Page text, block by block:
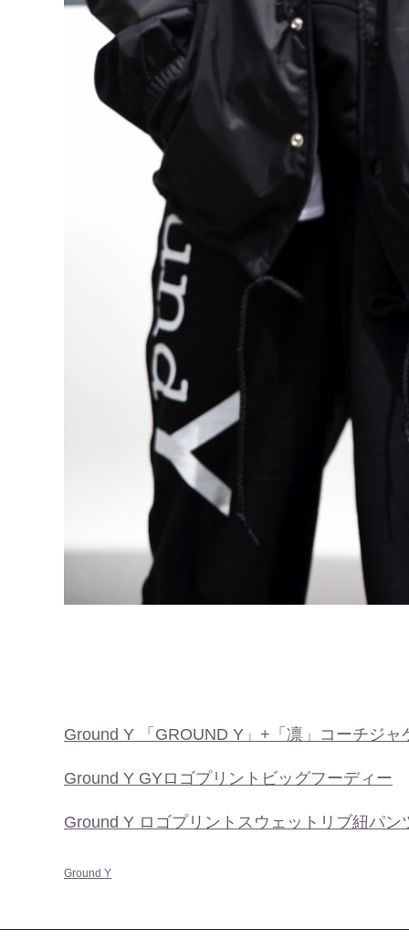
Ground Y 「GROUND Y」+「凛」コーチジャ
Ground Y GYロゴプリントビッグフーディー
Ground Y ロゴプリントスウェットリブ紐パン
Ground Y